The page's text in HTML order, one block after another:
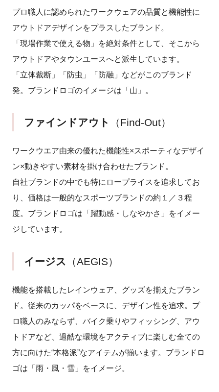
プロ職人に認められたワークウェアの品質と機能性に
アウトドアデザインをプラスしたブランド。
「現場作業で使える物」を絶対条件として、そこから
アウトドアやタウンユースへと派生しています。
「立体裁断」「防虫」「防融」などがこのブランド
発。ブランドロゴのイメージは「山」。
ファインドアウト （Find-Out）
ワークウエア由来の優れた機能性×スポーティなデザイ
ン×動きやすい素材を掛け合わせたブランド。
自社ブランドの中でも特にロープライスを追求してお
り、価格は一般的なスポーツブランドの約１／３程
度。ブランドロゴは「躍動感・しなやかさ」をイメー
ジしています。
イージス （AEGIS）
機能を搭載したレインウェア、グッズを揃えたブラン
ド。従来のカッパをベースに、デザイン性を追求。プ
ロ職人のみならず、バイク乗りやフィッシング、アウ
トドアなど、過酷な環境をアクティブに楽しむ全ての
方に向けた“本格派”なアイテムが揃います。ブランドロ
ゴは「雨・風・雪」をイメージ。